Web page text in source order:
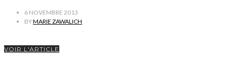
6 NOVEMBRE 2013
BYMARIE ZAWALICH
VOIR L'ARTICLE